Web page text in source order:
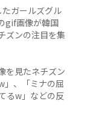
ガールズグル
gif画像が韓国
ズンの注目を集
を見たネチズン
」、「ミナの屈
るw」などの反